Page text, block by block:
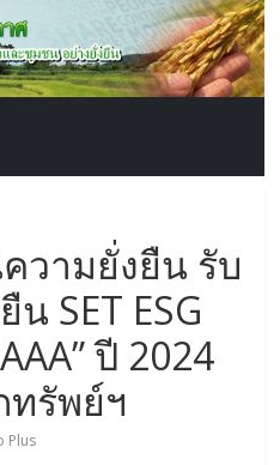
วามยั่งยืน รับ
SET ESG
ปี 2024
รัพย์ฯ
Plus